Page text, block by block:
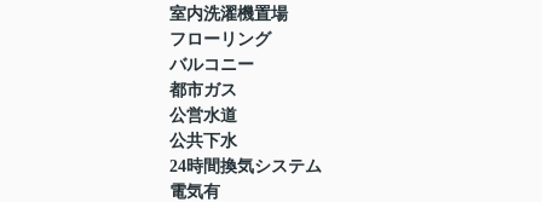
室内洗濯機置場
フローリング
バルコニー
都市ガス
公営水道
公共下水
24時間換気システム
電気有